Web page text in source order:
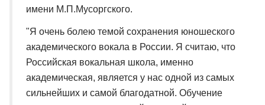
имени М.П.Мусоргского.
"Я очень болею темой сохранения юношеского
академического вокала в России. Я считаю, что
Российская вокальная школа, именно
академическая, является у нас одной из самых
сильнейших и самой благодатной. Обучение